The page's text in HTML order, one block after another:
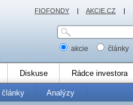
akcie články
Diskuse Rádce investora
články Analýzy
FIOFONDY | AKCIE.CZ |